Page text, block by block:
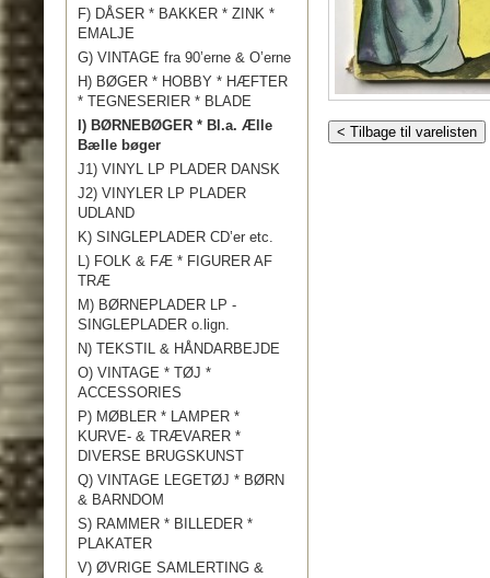
F) DÅSER * BAKKER * ZINK *
EMALJE
G) VINTAGE fra 90’erne & O’erne
H) BØGER * HOBBY * HÆFTER
* TEGNESERIER * BLADE
I) BØRNEBØGER * Bl.a. Ælle
Bælle bøger
J1) VINYL LP PLADER DANSK
J2) VINYLER LP PLADER
UDLAND
K) SINGLEPLADER CD’er etc.
L) FOLK & FÆ * FIGURER AF
TRÆ
M) BØRNEPLADER LP -
SINGLEPLADER o.lign.
N) TEKSTIL & HÅNDARBEJDE
O) VINTAGE * TØJ *
ACCESSORIES
P) MØBLER * LAMPER *
KURVE- & TRÆVARER *
DIVERSE BRUGSKUNST
Q) VINTAGE LEGETØJ * BØRN
& BARNDOM
S) RAMMER * BILLEDER *
PLAKATER
V) ØVRIGE SAMLERTING &
< Tilbage til varelisten